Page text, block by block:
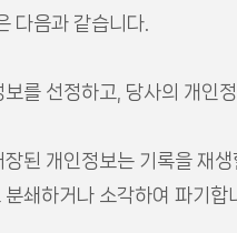
다음과 같습니다.
를 선정하고, 당사의 개인
장된 개인정보는 기록을
쇄하거나 소각하여 파기합